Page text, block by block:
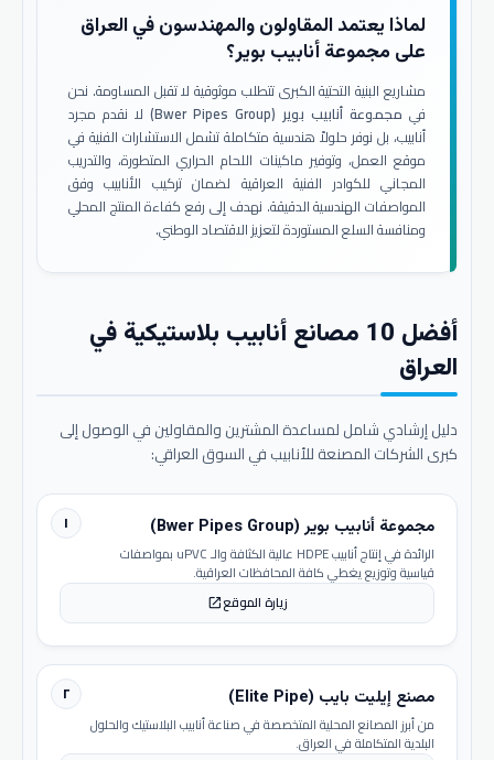
لماذا يعتمد المقاولون والمهندسون في العراق
على مجموعة أنابيب بوير؟
مشاريع البنية التحتية الكبرى تتطلب موثوقية لا تقبل المساومة. نحن
في مجموعة أنابيب بوير (Bwer Pipes Group)
لا نقدم مجرد
أنابيب، بل نوفر حلولاً هندسية متكاملة تشمل الاستشارات الفنية في
موقع العمل، وتوفير ماكينات اللحام الحراري المتطورة، والتدريب
المجاني للكوادر الفنية العراقية لضمان تركيب الأنابيب وفق
المواصفات الهندسية الدقيقة. نهدف إلى رفع كفاءة المنتج المحلي
ومنافسة السلع المستوردة لتعزيز الاقتصاد الوطني.
أفضل 10 مصانع أنابيب بلاستيكية في
العراق
دليل إرشادي شامل لمساعدة المشترين والمقاولين في الوصول إلى
كبرى الشركات المصنعة للأنابيب في السوق العراقي:
١ مجموعة أنابيب بوير (Bwer Pipes Group)
الرائدة في إنتاج أنابيب HDPE عالية الكثافة والـ uPVC بمواصفات
قياسية وتوزيع يغطي كافة المحافظات العراقية.
زيارة الموقعopen_in_new
٢ مصنع إيليت بايب (Elite Pipe)
من أبرز المصانع المحلية المتخصصة في صناعة أنابيب البلاستيك والحلول
البلدية المتكاملة في العراق.